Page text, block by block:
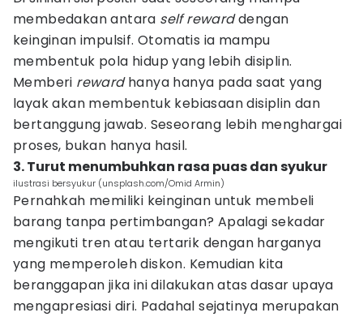
membedakan antara self rewarddengan
keinginan impulsif. Otomatis ia mampu
membentuk pola hidup yang lebih disiplin.
Memberi rewardhanya hanya pada saat yang
layak akan membentuk kebiasaan disiplin dan
bertanggung jawab. Seseorang lebih menghargai
proses, bukan hanya hasil.
3. Turut menumbuhkan rasa puas dan syukur
ilustrasi bersyukur (unsplash.com/Omid Armin)
Pernahkah memiliki keinginan untuk membeli
barang tanpa pertimbangan? Apalagi sekadar
mengikuti tren atau tertarik dengan harganya
yang memperoleh diskon. Kemudian kita
beranggapan jika ini dilakukan atas dasar upaya
mengapresiasi diri. Padahal sejatinya merupakan